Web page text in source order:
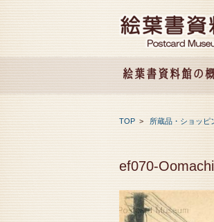
絵葉書資料館の
TOP > 所蔵品・ショッピ
ef070-